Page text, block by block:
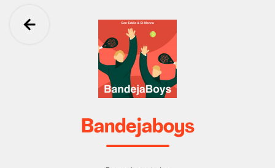
Ga terug
Bandejaboys